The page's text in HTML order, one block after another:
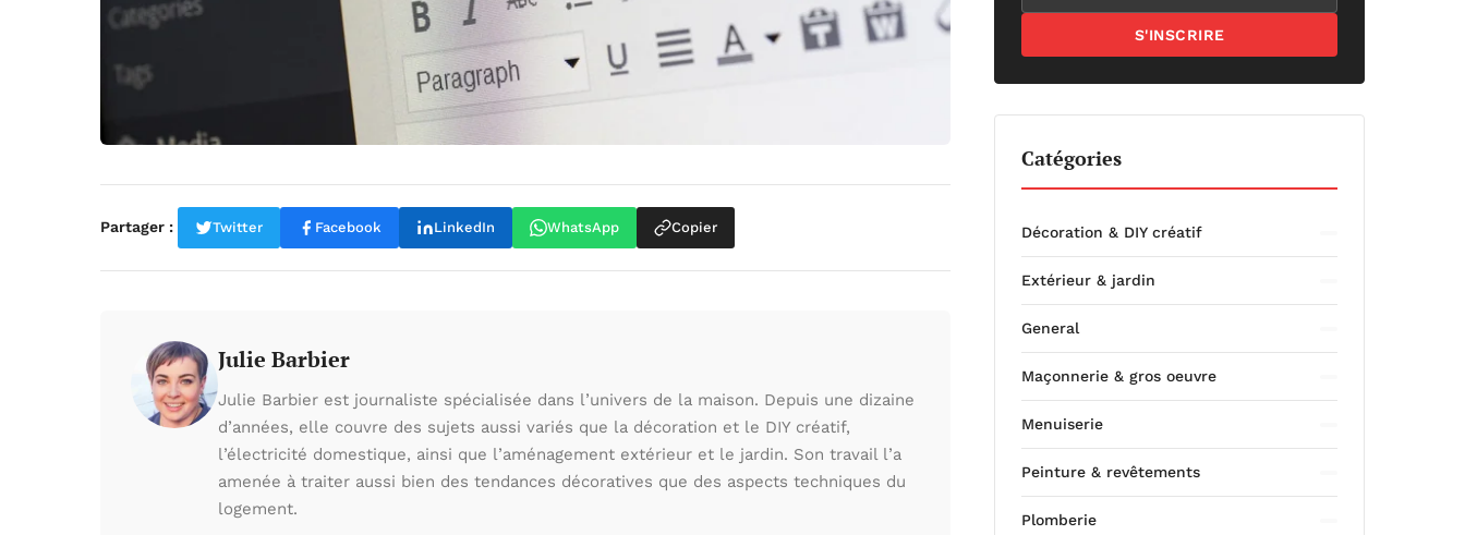
Partager : Twitter Facebook LinkedIn WhatsApp Copier
Julie Barbier
Julie Barbier est journaliste spécialisée dans l’univers de la maison. Depuis une dizaine
d’années, elle couvre des sujets aussi variés que la décoration et le DIY créatif,
l’électricité domestique, ainsi que l’aménagement extérieur et le jardin. Son travail l’a
amenée à traiter aussi bien des tendances décoratives que des aspects techniques du
logement.
S'INSCRIRE
Catégories
Décoration & DIY créatif
Extérieur & jardin
General
Maçonnerie & gros oeuvre
Menuiserie
Peinture & revêtements
Plomberie